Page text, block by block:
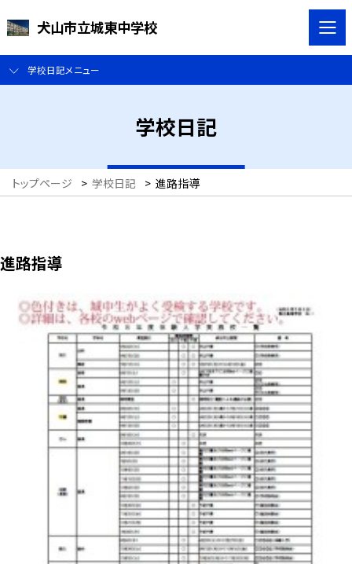
犬山市立城東中学校
学校日記メニュー
学校日記
トップページ > 学校日記 > 進路指導
進路指導